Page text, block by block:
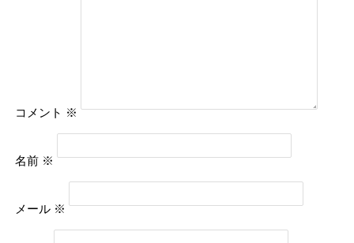
コメント ※
名前 ※
メール ※